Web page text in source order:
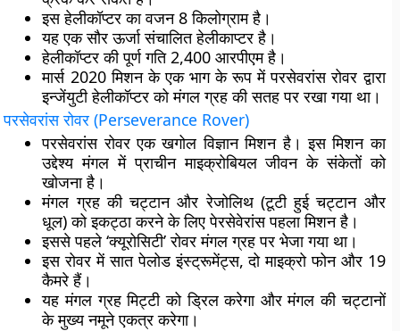
इस हेलीकॉप्टर का वजन 8 किलोग्राम है।
यह एक सौर ऊर्जा संचालित हेलीकाप्टर है।
हेलीकॉप्टर की पूर्ण गति 2,400 आरपीएम है।
मार्स 2020 मिशन के एक भाग के रूप में परसेवरांस रोवर द्वारा
इन्जेंयुटी हेलीकॉप्टर को मंगल ग्रह की सतह पर रखा गया था।
परसेवरांस रोवर (Perseverance Rover)
परसेवरांस रोवर एक खगोल विज्ञान मिशन है। इस मिशन का
उद्देश्य मंगल में प्राचीन माइक्रोबियल जीवन के संकेतों को
खोजना है।
मंगल ग्रह की चट्टान और रेजोलिथ (टूटी हुई चट्टान और
धूल) को इकट्ठा करने के लिए पेरसेवेरांस पहला मिशन है।
इससे पहले ‘क्यूरोसिटी’ रोवर मंगल ग्रह पर भेजा गया था।
इस रोवर में सात पेलोड इंस्ट्रूमेंट्स, दो माइक्रो फोन और 19
कैमरे हैं।
यह मंगल ग्रह मिट्टी को ड्रिल करेगा और मंगल की चट्टानों
के मुख्य नमूने एकत्र करेगा।